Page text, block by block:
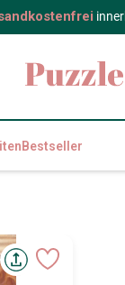
Bestseller